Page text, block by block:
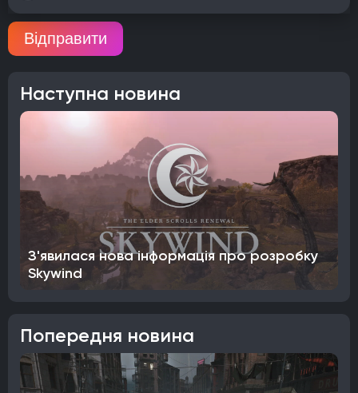
Відправити
Наступна новина
З'явилася нова інформація про розробку
Skywind
Попередня новина